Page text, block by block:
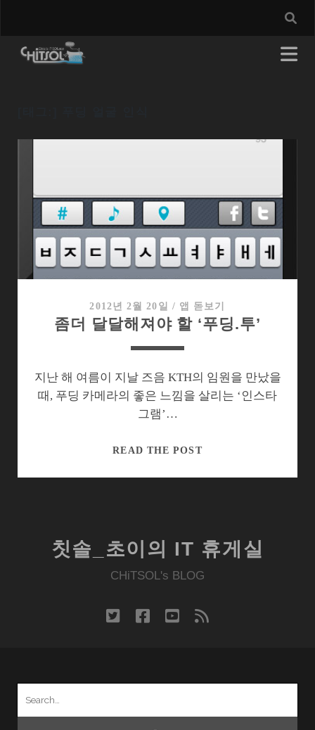
2012년 2월 20일 / 앱 돋보기
좀더 달달해져야 할 ‘푸딩.투’
지난 해 여름이 지날 즈음 KTH의 임원을 만났을
때, 푸딩 카메라의 좋은 느낌을 살리는 ‘인스타
그램’…
READ THE POST좀
야
할
투’
칫솔_초이의 IT 휴게실
CHiTSOL's BLOG
twitterfacebook
youtube
rss